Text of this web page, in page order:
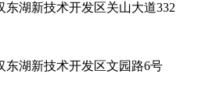
东湖新技术开发区关山大道332
东湖新技术开发区文园路6号